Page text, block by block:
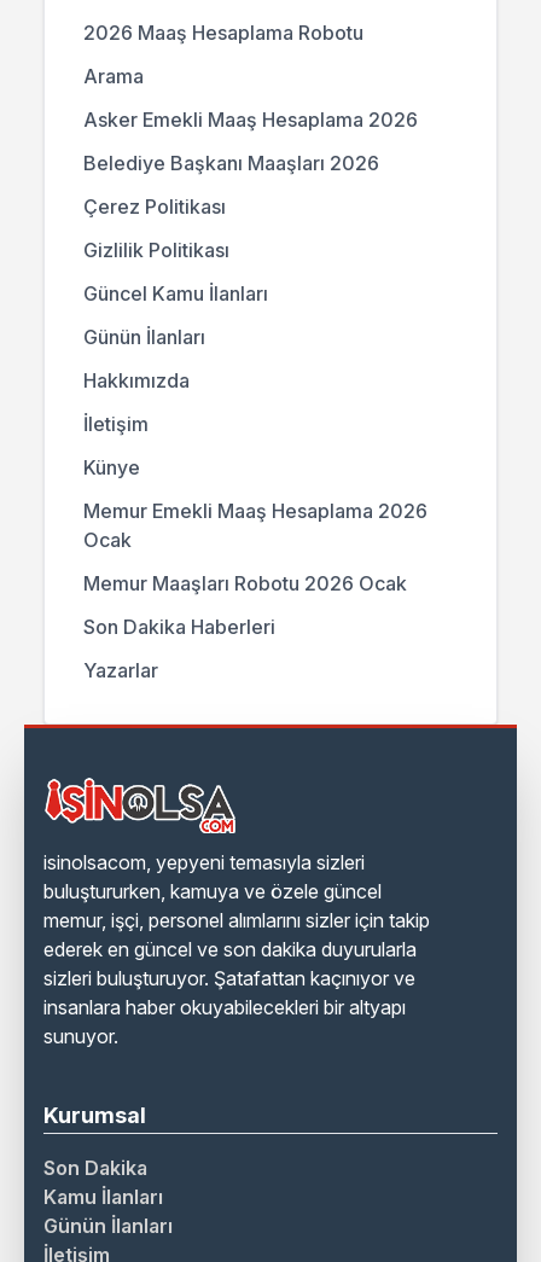
2026 Maaş Hesaplama Robotu
Arama
Asker Emekli Maaş Hesaplama 2026
Belediye Başkanı Maaşları 2026
Çerez Politikası
Gizlilik Politikası
Güncel Kamu İlanları
Günün İlanları
Hakkımızda
İletişim
Künye
Memur Emekli Maaş Hesaplama 2026
Ocak
Memur Maaşları Robotu 2026 Ocak
Son Dakika Haberleri
Yazarlar
isinolsacom, yepyeni temasıyla sizleri
buluştururken, kamuya ve özele güncel
memur, işçi, personel alımlarını sizler için takip
ederek en güncel ve son dakika duyurularla
sizleri buluşturuyor. Şatafattan kaçınıyor ve
insanlara haber okuyabilecekleri bir altyapı
sunuyor.
Kurumsal
Son Dakika
Kamu İlanları
Günün İlanları
İletişim